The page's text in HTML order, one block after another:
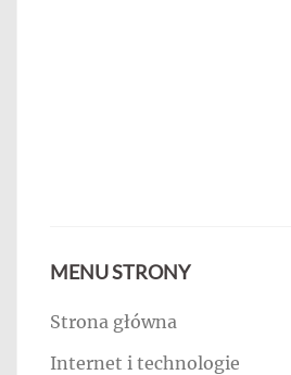
MENU STRONY
Strona główna
Internet i technologie